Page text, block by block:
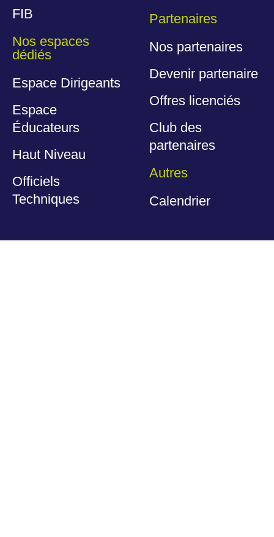
FIB
Nos espaces
dédiés
Espace Dirigeants
Espace
Éducateurs
Haut Niveau
Officiels
Techniques
Partenaires
Nos partenaires
Devenir partenaire
Offres licenciés
Club des
partenaires
Autres
Calendrier